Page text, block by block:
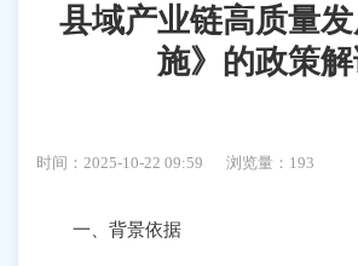
县域产业链高质量
施》的政策
时间：2025-10-22 09:59 浏览量： 193
一、背景依据